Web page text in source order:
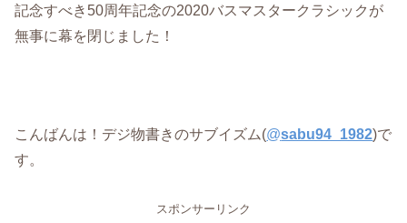
記念すべき50周年記念の2020バスマスタークラシックが
無事に幕を閉じました！
こんばんは！デジ物書きのサブイズム(@sabu94_1982)で
す。
スポンサーリンク